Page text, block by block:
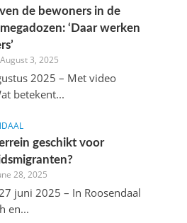
de bewoners in de
‘Daar werken
August 3, 2025
2025 – Met video
betekent...
geschikt voor
28, 2025
juni 2025 – In Roosendaal
en...